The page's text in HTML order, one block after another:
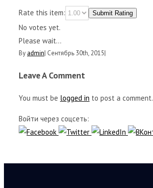
Rate this item: Submit Rating
No votes yet.
Please wait...
By admin| Сентябрь 30th, 2015|
Leave A Comment
You must be logged in to post a comment.
Войти через соцсеть: